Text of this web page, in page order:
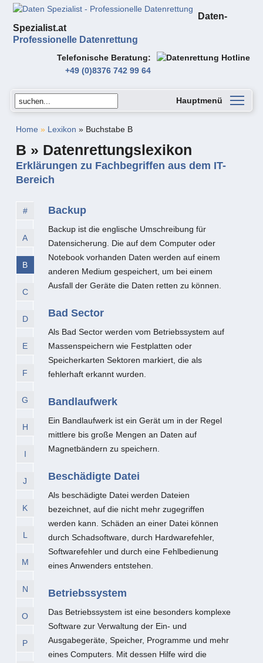
Daten-
Spezialist.at
Professionelle Datenrettung
Telefonische Beratung
+49 (0)8376 742 99 64
Hauptmenü
Home » Lexikon » Buchstabe B
B » Datenrettungslexikon
Erklärungen zu Fachbegriffen aus dem IT-
Bereich
#
A
B
C
D
E
F
G
H
I
J
K
L
M
N
O
P
Backup
Backup ist die englische Umschreibung für
Datensicherung. Die auf dem Computer oder
Notebook vorhanden Daten werden auf einem
anderen Medium gespeichert, um bei einem
Ausfall der Geräte die Daten retten zu können.
Bad Sector
Als Bad Sector werden vom Betriebssystem auf
Massenspeichern wie Festplatten oder
Speicherkarten Sektoren markiert, die als
fehlerhaft erkannt wurden.
Bandlaufwerk
Ein Bandlaufwerk ist ein Gerät um in der Regel
mittlere bis große Mengen an Daten auf
Magnetbändern zu speichern.
Beschädigte Datei
Als beschädigte Datei werden Dateien
bezeichnet, auf die nicht mehr zugegriffen
werden kann. Schäden an einer Datei können
durch Schadsoftware, durch Hardwarefehler,
Softwarefehler und durch eine Fehlbedienung
eines Anwenders entstehen.
Betriebssystem
Das Betriebssystem ist eine besonders komplexe
Software zur Verwaltung der Ein- und
Ausgabegeräte, Speicher, Programme und mehr
eines Computers. Mit dessen Hilfe wird die